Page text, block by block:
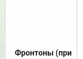
Фронтоны (при